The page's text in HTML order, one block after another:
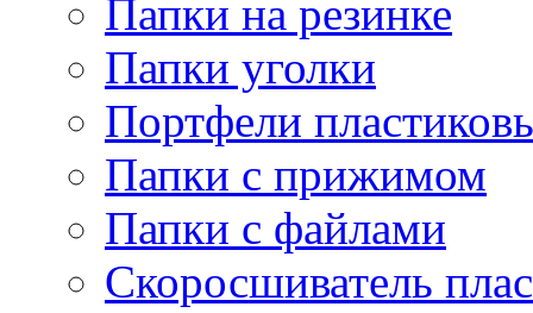
Папки на резинке
Папки уголки
Портфели
Папки с прижимом
Папки с файлами
Скоросшиватель